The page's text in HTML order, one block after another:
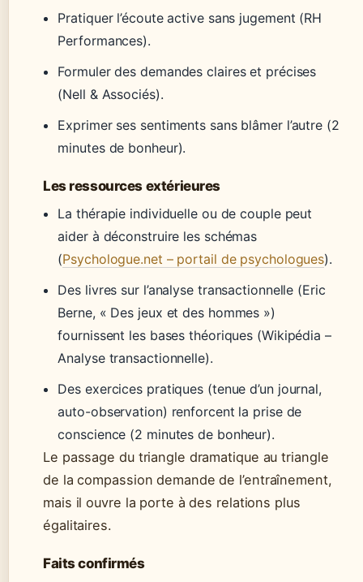
Pratiquer l’écoute active sans jugement (RH
Performances).
Formuler des demandes claires et précises
(Nell & Associés).
Exprimer ses sentiments sans blâmer l’autre (2
minutes de bonheur).
Les ressources extérieures
La thérapie individuelle ou de couple peut
aider à déconstruire les schémas
(Psychologue.net – portail de psychologues).
Des livres sur l’analyse transactionnelle (Eric
Berne, « Des jeux et des hommes »)
fournissent les bases théoriques (Wikipédia –
Analyse transactionnelle).
Des exercices pratiques (tenue d’un journal,
auto-observation) renforcent la prise de
conscience (2 minutes de bonheur).
Le passage du triangle dramatique au triangle
de la compassion demande de l’entraînement,
mais il ouvre la porte à des relations plus
égalitaires.
Faits confirmés